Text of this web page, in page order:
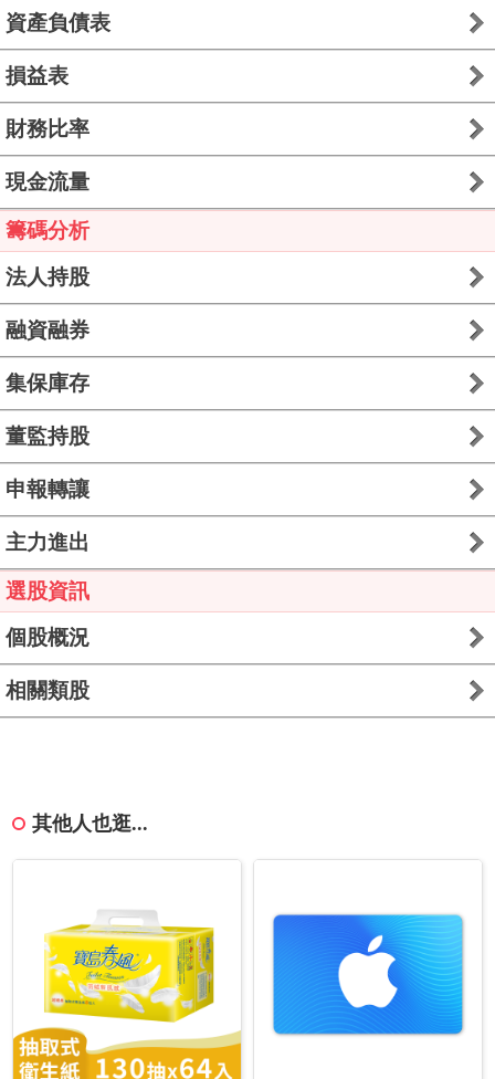
資產負債表
損益表
財務比率
現金流量
籌碼分析
法人持股
融資融券
集保庫存
董監持股
申報轉讓
主力進出
選股資訊
個股概況
相關類股
其他人也逛...